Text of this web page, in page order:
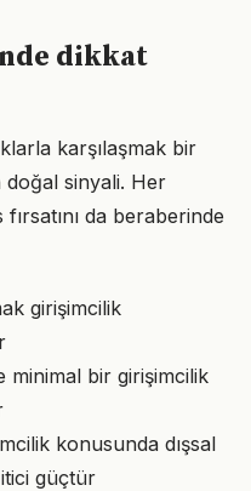
dikkat
karşılaşmak bir
doğal sinyali. Her
da beraberinde
girişimcilik
minimal bir girişimcilik
konusunda dışsal
güçtür